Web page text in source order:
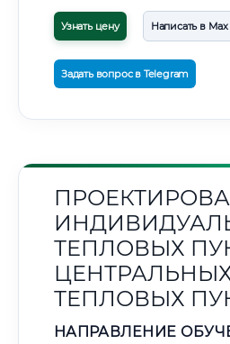
Узнать цену Написать в Max
Задать вопрос в Telegram
ТЕПЛОВЫХ
ТЕПЛОВЫХ
НАПРАВЛЕНИЕ